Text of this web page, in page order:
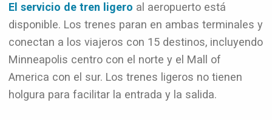
El servicio de tren ligero al aeropuerto está
disponible. Los trenes paran en ambas terminales y
conectan a los viajeros con 15 destinos, incluyendo
Minneapolis centro con el norte y el Mall of
America con el sur. Los trenes ligeros no tienen
holgura para facilitar la entrada y la salida.